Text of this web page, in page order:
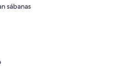
sábanas